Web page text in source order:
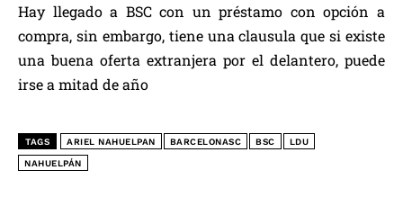
Hay llegado a BSC con un préstamo con opción a
compra, sin embargo, tiene una clausula que si existe
una buena oferta extranjera por el delantero, puede
irse a mitad de año
TAGS ARIEL NAHUELPAN BARCELONASC BSC LDU
NAHUELPÁN